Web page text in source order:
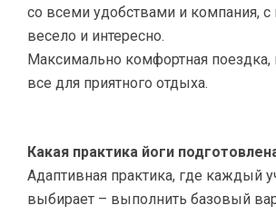
со всеми удобствами и компания, с
весело и интересно.
Максимально комфортная поездка,
все для приятного отдыха.
Какая практика йоги
Адаптивная практика, где каждый
выбирает – выполнить базовый